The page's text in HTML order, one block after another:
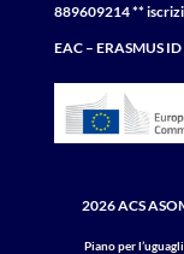
889609214 **
EAC – ERASMUS ID
2026 ACS
Piano per